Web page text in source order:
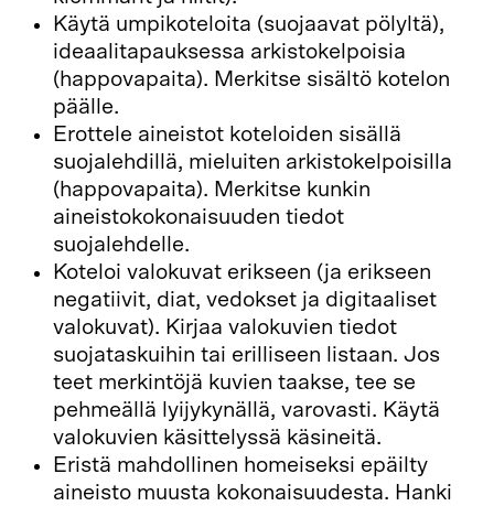
Käytä umpikoteloita (suojaavat pölyltä),
ideaalitapauksessa arkistokelpoisia
(happovapaita). Merkitse sisältö kotelon
päälle.
Erottele aineistot koteloiden sisällä
suojalehdillä, mieluiten arkistokelpoisilla
(happovapaita). Merkitse kunkin
aineistokokonaisuuden tiedot
suojalehdelle.
Koteloi valokuvat erikseen (ja erikseen
negatiivit, diat, vedokset ja digitaaliset
valokuvat). Kirjaa valokuvien tiedot
suojataskuihin tai erilliseen listaan. Jos
teet merkintöjä kuvien taakse, tee se
pehmeällä lyijykynällä, varovasti. Käytä
valokuvien käsittelyssä käsineitä.
Eristä mahdollinen homeiseksi epäilty
aineisto muusta kokonaisuudesta. Hanki